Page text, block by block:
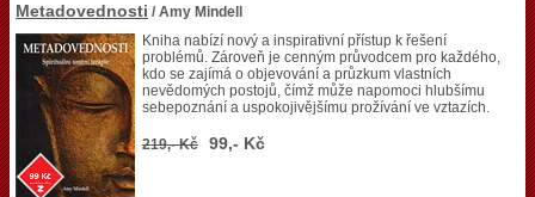
Metadovednosti / Amy Mindell
Kniha nabízí nový a inspirativní přístup k řešení
problémů. Zároveň je cenným průvodcem pro každého,
kdo se zajímá o objevování a průzkum vlastních
nevědomých postojů, čímž může napomoci hlubšímu
sebepoznání a uspokojivějšímu prožívání ve vztazích.
219,- Kč 99,- Kč